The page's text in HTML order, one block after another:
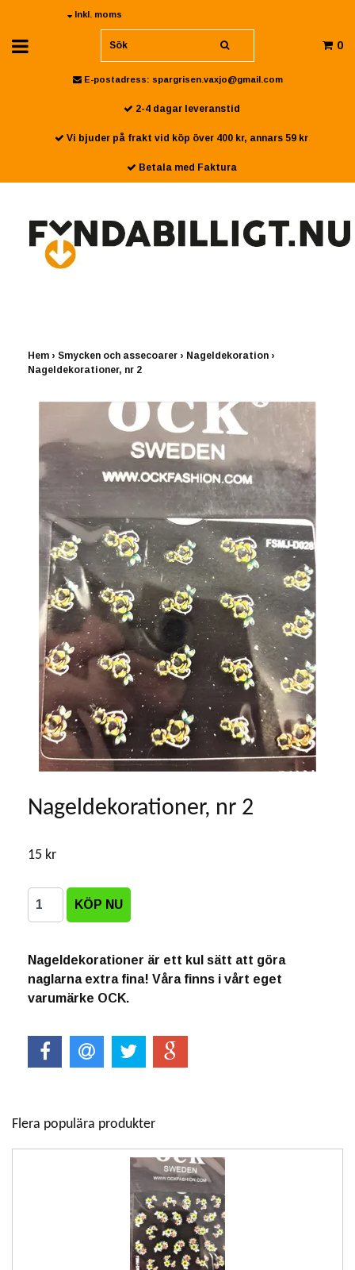
Inkl. moms
0
E-postadress: spargrisen.vaxjo@gmail.com
2-4 dagar leveranstid
Vi bjuder på frakt vid köp över 400 kr, annars 59 kr
Betala med Faktura
Hem › Smycken och assecoarer › Nageldekoration ›
Nageldekorationer, nr 2
Nageldekorationer, nr 2
15 kr
Nageldekorationer är ett kul sätt att göra
naglarna extra fina! Våra finns i vårt eget
varumärke OCK.
Flera populära produkter